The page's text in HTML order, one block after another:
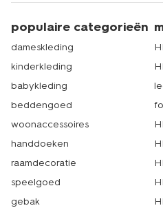
gekleurde bruisballen in bad.
deze spullen uit de
gemakkelijk en snel online
hema.nl en neem rustig een
voor jezelf bij de
het echt winkelen? Kom dan
in de buurt. Ook daar
kinderkleding sale. Echt
populaire categorieën
dameskleding
kinderkleding
babykleding
beddengoed
woonaccessoires
handdoeken
raamdecoratie
speelgoed
gebak